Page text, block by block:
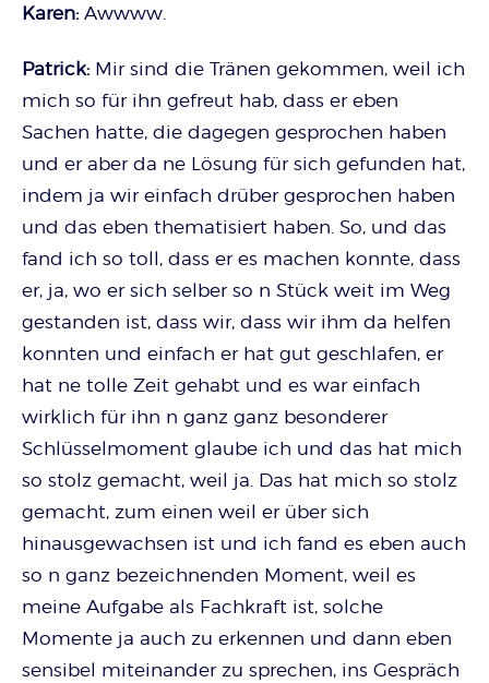
Karen: Awwww.
Patrick: Mir sind die Tränen gekommen, weil ich
mich so für ihn gefreut hab, dass er eben
Sachen hatte, die dagegen gesprochen haben
und er aber da ne Lösung für sich gefunden hat,
indem ja wir einfach drüber gesprochen haben
und das eben thematisiert haben. So, und das
fand ich so toll, dass er es machen konnte, dass
er, ja, wo er sich selber so n Stück weit im Weg
gestanden ist, dass wir, dass wir ihm da helfen
konnten und einfach er hat gut geschlafen, er
hat ne tolle Zeit gehabt und es war einfach
wirklich für ihn n ganz ganz besonderer
Schlüsselmoment glaube ich und das hat mich
so stolz gemacht, weil ja. Das hat mich so stolz
gemacht, zum einen weil er über sich
hinausgewachsen ist und ich fand es eben auch
so n ganz bezeichnenden Moment, weil es
meine Aufgabe als Fachkraft ist, solche
Momente ja auch zu erkennen und dann eben
sensibel miteinander zu sprechen, ins Gespräch